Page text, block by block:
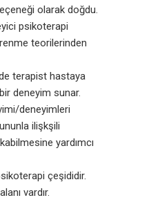
olarak doğdu.
psikoterapi
teorilerinden
terapist hastaya
deneyim sunar.
deneyimleri
ilişkşili
yardımcı
çeşididir.
vardır.